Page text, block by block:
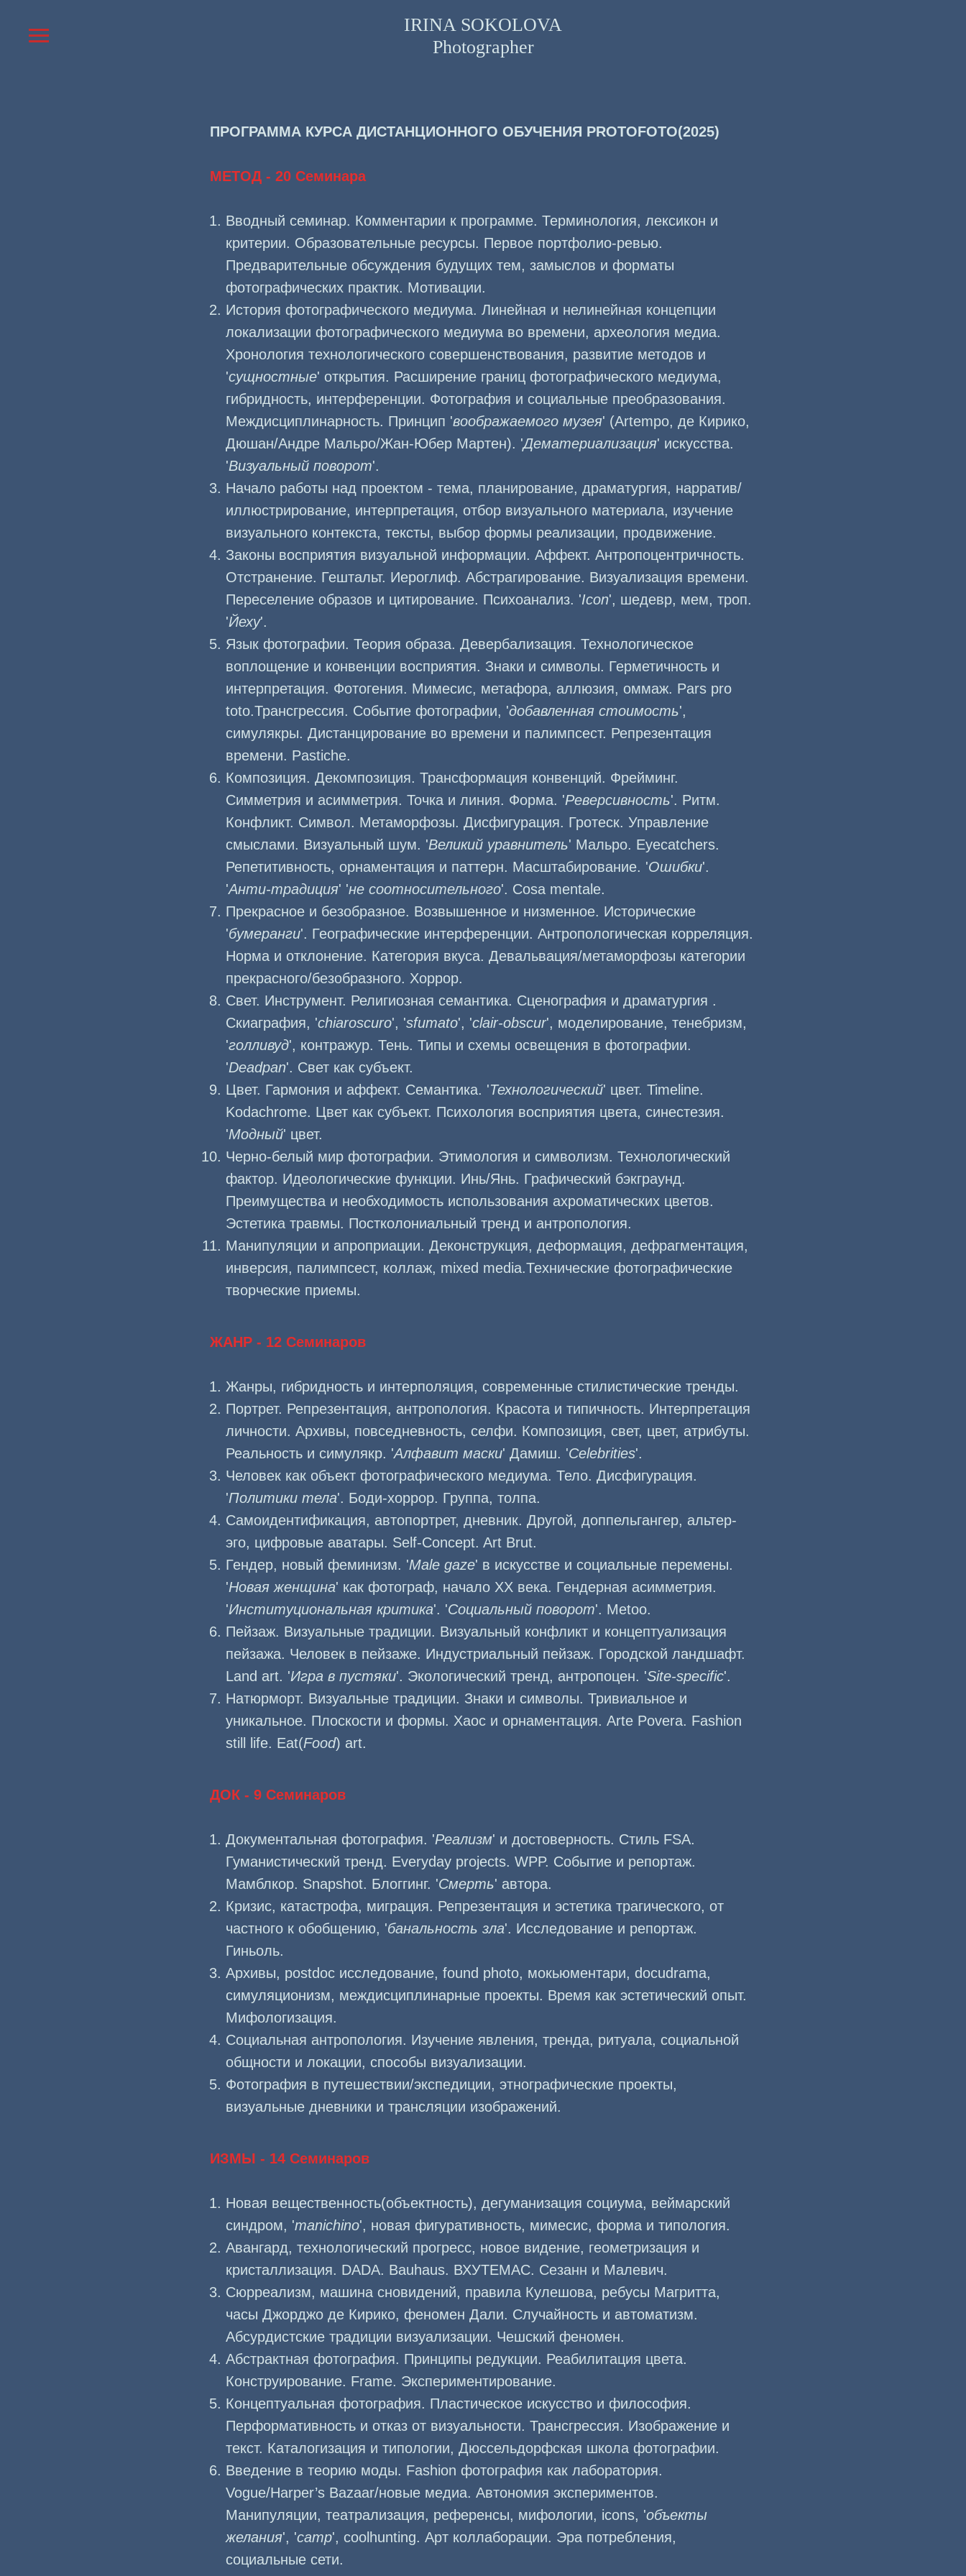
IRINA SOKOLOVA
Photographer
ПРОГРАММА КУРСА ДИСТАНЦИОННОГО ОБУЧЕНИЯ PROTOFOTO(2025)
МЕТОД - 20 Семинара
Вводный семинар. Комментарии к программе. Терминология, лексикон и
критерии. Образовательные ресурсы. Первое портфолио-ревью.
Предварительные обсуждения будущих тем, замыслов и форматы
фотографических практик. Мотивации.
История фотографического медиума. Линейная и нелинейная концепции
локализации фотографического медиума во времени, археология медиа.
Хронология технологического совершенствования, развитие методов и
'сущностные' открытия. Расширение границ фотографического медиума,
гибридность, интерференции. Фотография и социальные преобразования.
Междисциплинарность. Принцип 'воображаемого музея' (Artempo, де Кирико,
Дюшан/Андре Мальро/Жан-Юбер Мартен). 'Дематериализация' искусства.
'Визуальный поворот'.
Начало работы над проектом - тема, планирование, драматургия, нарратив/
иллюстрирование, интерпретация, отбор визуального материала, изучение
визуального контекста, тексты, выбор формы реализации, продвижение.
Законы восприятия визуальной информации. Аффект. Антропоцентричность.
Отстранение. Гештальт. Иероглиф. Абстрагирование. Визуализация времени.
Переселение образов и цитирование. Психоанализ. 'Icon', шедевр, мем, троп.
'Йеху'.
Язык фотографии. Теория образа. Девербализация. Технологическое
воплощение и конвенции восприятия. Знаки и символы. Герметичность и
интерпретация. Фотогения. Мимесис, метафора, аллюзия, оммаж. Pars pro
toto.Трансгрессия. Событие фотографии, 'добавленная стоимость',
симулякры. Дистанцирование во времени и палимпсест. Репрезентация
времени. Pastiche.
Композиция. Декомпозиция. Трансформация конвенций. Фрейминг.
Симметрия и асимметрия. Точка и линия. Форма. 'Реверсивность'. Ритм.
Конфликт. Символ. Метаморфозы. Дисфигурация. Гротеск. Управление
смыслами. Визуальный шум. 'Великий уравнитель' Мальро. Eyecatchers.
Репетитивность, орнаментация и паттерн. Масштабирование. 'Ошибки'.
'Анти-традиция' 'не соотносительного'. Cosa mentale.
Прекрасное и безобразное. Возвышенное и низменное. Исторические
'бумеранги'. Географические интерференции. Антропологическая корреляция.
Норма и отклонение. Категория вкуса. Девальвация/метаморфозы категории
прекрасного/безобразного. Хоррор.
Свет. Инструмент. Религиозная семантика. Сценография и драматургия .
Скиаграфия, 'chiaroscuro', 'sfumato', 'clair-obscur', моделирование, тенебризм,
'голливуд', контражур. Тень. Типы и схемы освещения в фотографии.
'Deadpan'. Свет как субъект.
Цвет. Гармония и аффект. Семантика. 'Технологический' цвет. Timeline.
Kodachrome. Цвет как субъект. Психология восприятия цвета, синестезия.
'Модный' цвет.
Черно-белый мир фотографии. Этимология и символизм. Технологический
фактор. Идеологические функции. Инь/Янь. Графический бэкграунд.
Преимущества и необходимость использования ахроматических цветов.
Эстетика травмы. Постколониальный тренд и антропология.
Манипуляции и апроприации. Деконструкция, деформация, дефрагментация,
инверсия, палимпсест, коллаж, mixed media.Технические фотографические
творческие приемы.
ЖАНР - 12 Семинаров
Жанры, гибридность и интерполяция, современные стилистические тренды.
Портрет. Репрезентация, антропология. Красота и типичность. Интерпретация
личности. Архивы, повседневность, селфи. Композиция, свет, цвет, атрибуты.
Реальность и симулякр. 'Алфавит маски' Дамиш. 'Celebrities'.
Человек как объект фотографического медиума. Тело. Дисфигурация.
'Политики тела'. Боди-хоррор. Группа, толпа.
Самоидентификация, автопортрет, дневник. Другой, доппельгангер, альтер-
эго, цифровые аватары. Self-Concept. Art Brut.
Гендер, новый феминизм. 'Male gaze' в искусстве и социальные перемены.
'Новая женщина' как фотограф, начало ХХ века. Гендерная асимметрия.
'Институциональная критика'. 'Социальный поворот'. Metoo.
Пейзаж. Визуальные традиции. Визуальный конфликт и концептуализация
пейзажа. Человек в пейзаже. Индустриальный пейзаж. Городской ландшафт.
Land art. 'Игра в пустяки'. Экологический тренд, антропоцен. 'Site-specific'.
Натюрморт. Визуальные традиции. Знаки и символы. Тривиальное и
уникальное. Плоскости и формы. Хаос и орнаментация. Arte Povera. Fashion
still life. Eat(Food) art.
ДОК - 9 Семинаров
Документальная фотография. 'Реализм' и достоверность. Стиль FSA.
Гуманистический тренд. Everyday projects. WPP. Событие и репортаж.
Мамблкор. Snapshot. Блоггинг. 'Смерть' автора.
Кризис, катастрофа, миграция. Репрезентация и эстетика трагического, от
частного к обобщению, 'банальность зла'. Исследование и репортаж.
Гиньоль.
Архивы, postdoc исследование, found photo, мокьюментари, docudrama,
симуляционизм, междисциплинарные проекты. Время как эстетический опыт.
Мифологизация.
Социальная антропология. Изучение явления, тренда, ритуала, социальной
общности и локации, способы визуализации.
Фотография в путешествии/экспедиции, этнографические проекты,
визуальные дневники и трансляции изображений.
ИЗМЫ - 14 Cеминаров
Новая вещественность(объектность), дегуманизация социума, веймарский
синдром, 'manichino', новая фигуративность, мимесис, форма и типология.
Авангард, технологический прогресс, новое видение, геометризация и
кристаллизация. DADA. Bauhaus. ВХУТЕМАС. Сезанн и Малевич.
Сюрреализм, машина сновидений, правила Кулешова, ребусы Магритта,
часы Джорджо де Кирико, феномен Дали. Случайность и автоматизм.
Абсурдистские традиции визуализации. Чешский феномен.
Абстрактная фотография. Принципы редукции. Реабилитация цвета.
Конструирование. Frame. Экспериментирование.
Концептуальная фотография. Пластическое искусство и философия.
Перформативность и отказ от визуальности. Трансгрессия. Изображение и
текст. Каталогизация и типологии, Дюссельдорфская школа фотографии.
Введение в теорию моды. Fashion фотография как лаборатория.
Vogue/Harper’s Bazaar/новые медиа. Автономия экспериментов.
Манипуляции, театрализация, референсы, мифологии, icons, 'объекты
желания', 'camp', coolhunting. Арт коллаборации. Эра потребления,
социальные сети.